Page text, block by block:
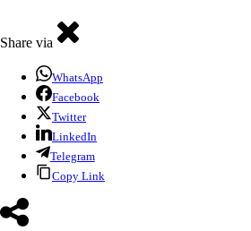
Share via
WhatsApp
Facebook
Twitter
LinkedIn
Telegram
Copy Link